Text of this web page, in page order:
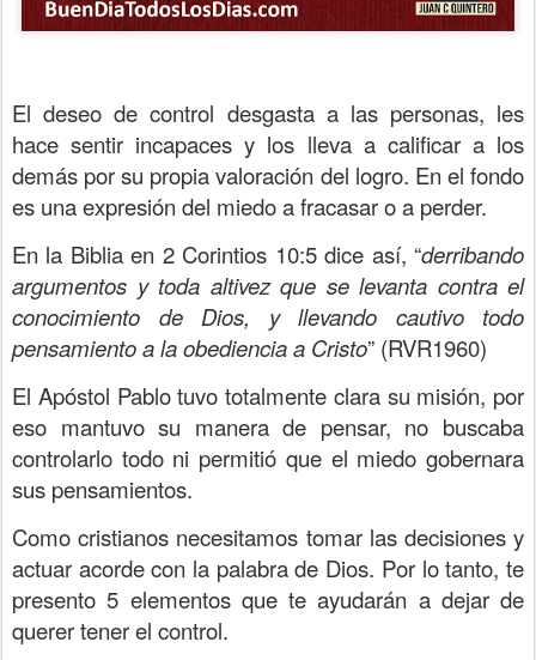
El deseo de control desgasta a las personas, les
hace sentir incapaces y los lleva a calificar a los
demás por su propia valoración del logro. En el fondo
es una expresión del miedo a fracasar o a perder.
En la Biblia en 2 Corintios 10:5 dice así, “derribando
argumentos y toda altivez que se levanta contra el
conocimiento de Dios, y llevando cautivo todo
pensamiento a la obediencia a Cristo” (RVR1960)
El Apóstol Pablo tuvo totalmente clara su misión, por
eso mantuvo su manera de pensar, no buscaba
controlarlo todo ni permitió que el miedo gobernara
sus pensamientos.
Como cristianos necesitamos tomar las decisiones y
actuar acorde con la palabra de Dios. Por lo tanto, te
presento 5 elementos que te ayudarán a dejar de
querer tener el control.